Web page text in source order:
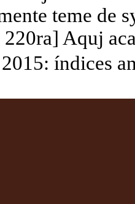
teme de
Aquj
índices